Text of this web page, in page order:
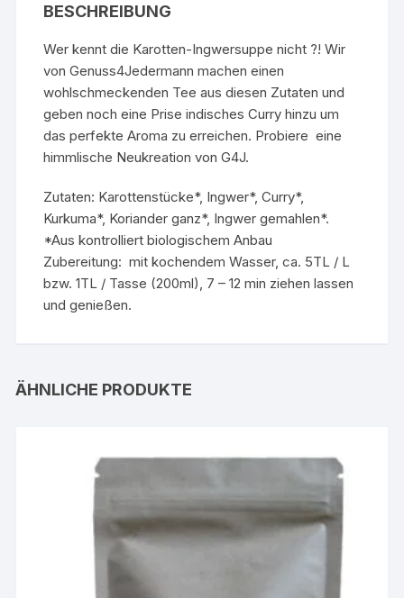
BESCHREIBUNG
Wer kennt die Karotten-Ingwersuppe nicht ?! Wir
von Genuss4Jedermann machen einen
wohlschmeckenden Tee aus diesen Zutaten und
geben noch eine Prise indisches Curry hinzu um
das perfekte Aroma zu erreichen. Probiere eine
himmlische Neukreation von G4J.
Zutaten: Karottenstücke*, Ingwer*, Curry*,
Kurkuma*, Koriander ganz*, Ingwer gemahlen*.
*Aus kontrolliert biologischem Anbau
Zubereitung: mit kochendem Wasser, ca. 5TL / L
bzw. 1TL / Tasse (200ml), 7 – 12 min ziehen lassen
und genießen.
ÄHNLICHE PRODUKTE